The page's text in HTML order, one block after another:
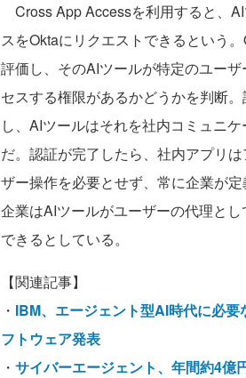
Cross App Accessを利用すると、
スをOktaにリクエストできるという
評価し、そのAIツールが特定のユー
セスする権限があるかどうかを判断
し、AIツールはそれを社内コミュニ
だ。認証が完了したら、社内アプリ
ザー操作を必要とせず、常に企業が
企業はAIツールがユーザーの代理と
できるとしている。
【関連記事】
・ IBM、エージェント型AI時代に必
フトウェア発表
・ サイバーエージェント、年間約4